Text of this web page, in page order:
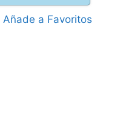
era:
24,95 €.
es:
Añade a Favoritos